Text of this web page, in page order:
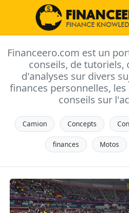
Financeero.com est un
conseils, de tutoriels,
d'analyses sur divers
finances personnelles,
conseils sur
Camion Concepts
finances Motos